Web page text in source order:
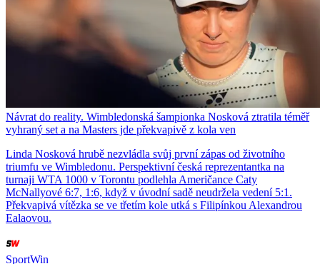
Návrat do reality. Wimbledonská šampionka Nosková ztratila téměř
vyhraný set a na Masters jde překvapivě z kola ven
Linda Nosková hrubě nezvládla svůj první zápas od životního
triumfu ve Wimbledonu. Perspektivní česká reprezentantka na
turnaji WTA 1000 v Torontu podlehla Američance Caty
McNallyové 6:7, 1:6, když v úvodní sadě neudržela vedení 5:1.
Překvapivá vítězka se ve třetím kole utká s Filipínkou Alexandrou
Ealaovou.
SportWin